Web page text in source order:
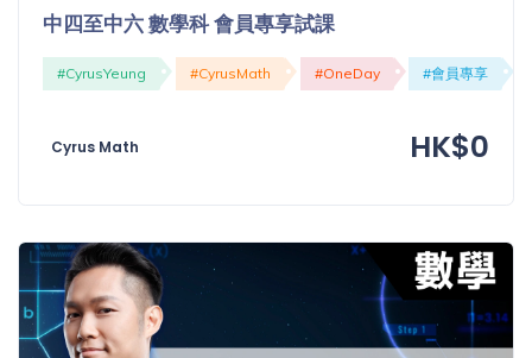
(19)
收費
(81)
設
密
碼
中四至中六 數學科 會員專享試課
#CyrusYeung #CyrusMath #OneDay #會員專享
Cyrus Math HK$0